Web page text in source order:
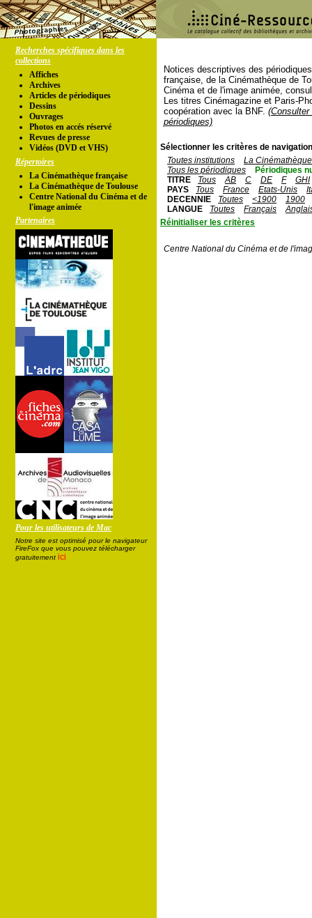
Recherches spécifiques dans les
collections
Affiches
Archives
Articles de périodiques
Dessins
Ouvrages
Photos en accés réservé
Revues de presse
Vidéos (DVD et VHS)
Répertoires
La Cinémathèque française
La Cinémathèque de Toulouse
Centre National du Cinéma et de
l'image animée
Partenaires
Pour les utilisateurs de Mac
Notre site est optimisé pour le navigateur
FireFox que vous pouvez télécharger
gratuitement ici
Notices descriptives des
française, de la Cinémathèque de
Cinéma et de l'image animée,
Les titres Cinémagazine et Paris-
coopération avec la BNF.
périodiques)
Sélectionner les critères de
Toutes institutions
La
Tous les périodiques
Périodiques
TITRE
Tous AB C DE F
GHI
PAYS
Tous France Etats-Unis
DECENNIE
Toutes <1900
1900
LANGUE
Toutes Français
Réinitialiser les critères
Centre National du Cinéma et de